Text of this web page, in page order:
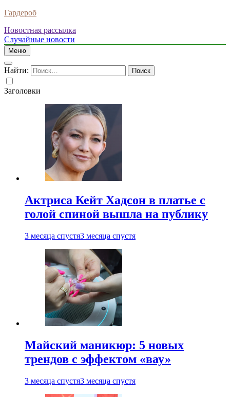
Гардероб
Новостная рассылка
Случайные новости
Меню
Найти:
Заголовки
Актриса Кейт Хадсон в платье с
голой спиной вышла на публику
3 месяца спустя3 месяца спустя
Майский маникюр: 5 новых
трендов с эффектом «вау»
3 месяца спустя3 месяца спустя